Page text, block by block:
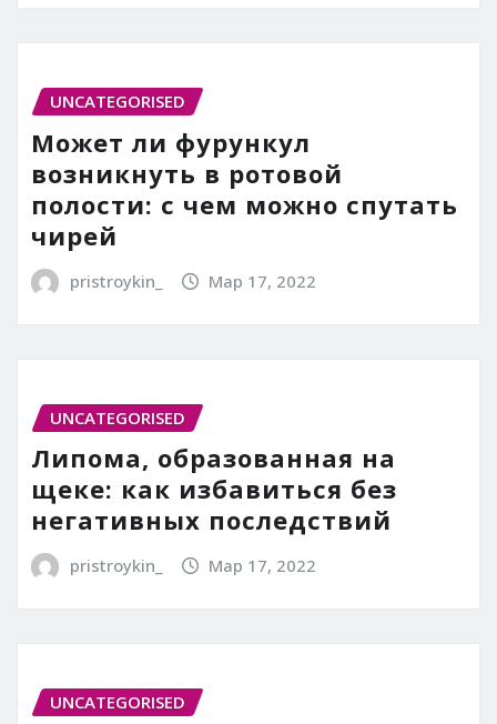
UNCATEGORISED
Может ли фурункул
возникнуть в ротовой
полости: с чем можно спутать
чирей
pristroykin_ Мар 17, 2022
UNCATEGORISED
Липома, образованная на
щеке: как избавиться без
негативных последствий
pristroykin_ Мар 17, 2022
UNCATEGORISED